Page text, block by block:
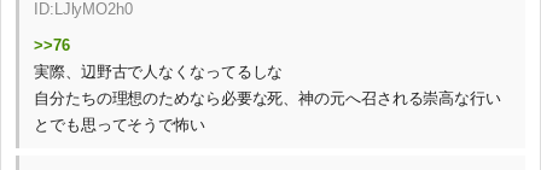
ID:LJlyMO2h0
>>76
実際、辺野古で人なくなってるしな
自分たちの理想のためなら必要な死、神の元へ召される崇高な行い
とでも思ってそうで怖い